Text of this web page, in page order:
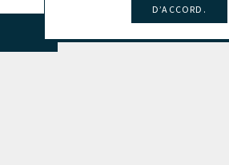
D’ACCORD.
Tout afficher